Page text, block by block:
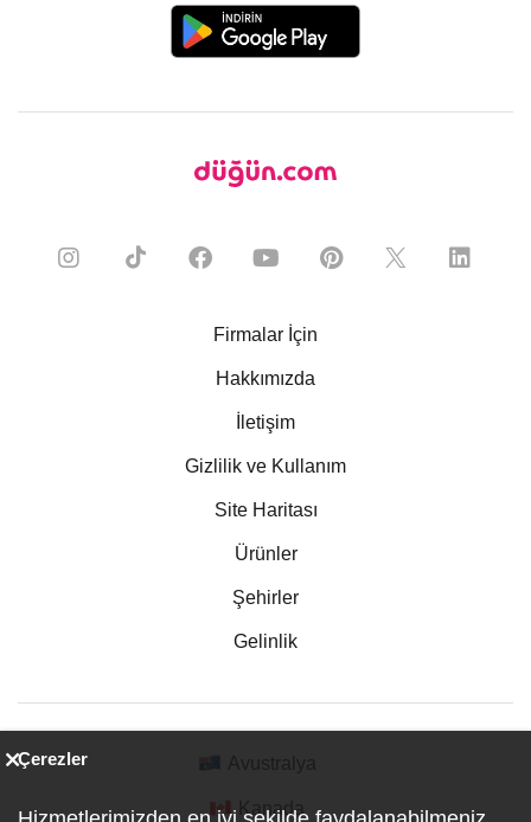
Firmalar İçin
Hakkımızda
İletişim
Gizlilik ve Kullanım
Site Haritası
Ürünler
Şehirler
Gelinlik
Kanada
Çerezler